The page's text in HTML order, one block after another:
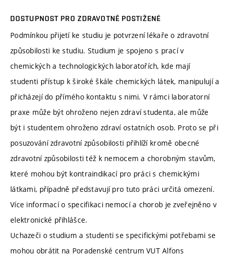
DOSTUPNOST PRO ZDRAVOTNĚ POSTIŽENÉ
Podmínkou přijetí ke studiu je potvrzení lékaře o zdravotní
způsobilosti ke studiu. Studium je spojeno s prací v
chemických a technologických laboratořích, kde mají
studenti přístup k široké škále chemických látek, manipulují a
přicházejí do přímého kontaktu s nimi. V rámci laboratorní
praxe může být ohroženo nejen zdraví studenta, ale může
být i studentem ohroženo zdraví ostatních osob. Proto se při
posuzování zdravotní způsobilosti přihlíží kromě obecné
zdravotní způsobilosti též k nemocem a chorobným stavům,
které mohou být kontraindikací pro práci s chemickými
látkami, případně představují pro tuto práci určitá omezení.
Více informací o specifikaci nemocí a chorob je zveřejněno v
elektronické přihlášce.
Uchazeči o studium a studenti se specifickými potřebami se
mohou obrátit na Poradenské centrum VUT Alfons